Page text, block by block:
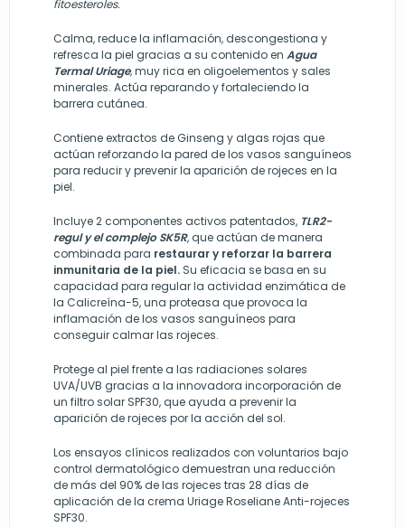
fitoesteroles.
Calma, reduce la inflamación, descongestiona y
refresca la piel gracias a su contenido en Agua
Termal Uriage,muy rica en oligoelementos y sales
minerales. Actúa reparando y fortaleciendo la
barrera cutánea.
Contiene extractos de Ginseng y algas rojas que
actúan reforzando la pared de los vasos sanguíneos
para reducir y prevenir la aparición de rojeces en la
piel.
Incluye 2 componentes activos patentados, TLR2-
regul y el complejo SK5R, que actúan de manera
combinada para restaurar y reforzar la barrera
inmunitaria de la piel. Su eficacia se basa en su
capacidad para regular la actividad enzimática de
la Calicreína-5, una proteasa que provoca la
inflamación de los vasos sanguíneos para
conseguir calmar las rojeces.
Protege al piel frente a las radiaciones solares
UVA/UVB gracias a la innovadora incorporación de
un filtro solar SPF30, que ayuda a prevenir la
aparición de rojeces por la acción del sol.
Los ensayos clínicos realizados con voluntarios bajo
control dermatológico demuestran una reducción
de más del 90% de las rojeces tras 28 días de
aplicación de la crema Uriage Roseliane Anti-rojeces
SPF30.